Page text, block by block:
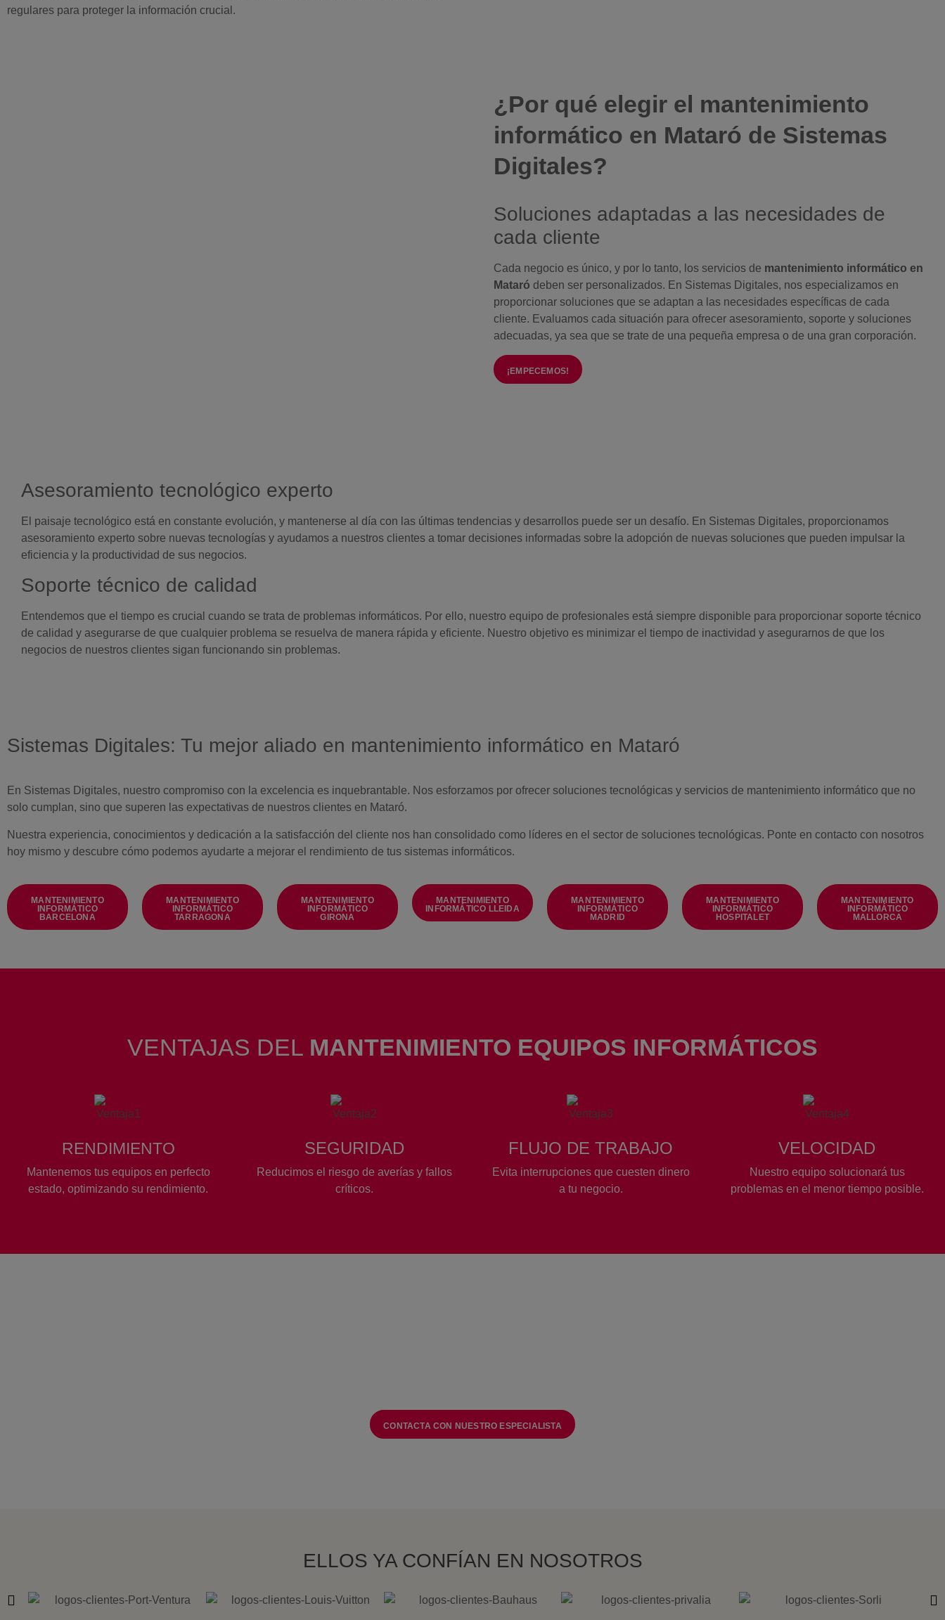
regulares para proteger la información crucial.
¿Por qué elegir el mantenimiento
informático en Mataró de Sistemas
Digitales?
Soluciones adaptadas a las necesidades de
cada cliente
Cada negocio es único, y por lo tanto, los servicios de mantenimiento informático en
Mataró deben ser personalizados. En Sistemas Digitales, nos especializamos en
proporcionar soluciones que se adaptan a las necesidades específicas de cada
cliente. Evaluamos cada situación para ofrecer asesoramiento, soporte y soluciones
adecuadas, ya sea que se trate de una pequeña empresa o de una gran corporación.
¡EMPECEMOS!
Asesoramiento tecnológico experto
El paisaje tecnológico está en constante evolución, y mantenerse al día con las últimas tendencias y desarrollos puede ser un desafío. En Sistemas Digitales, proporcionamos
asesoramiento experto sobre nuevas tecnologías y ayudamos a nuestros clientes a tomar decisiones informadas sobre la adopción de nuevas soluciones que pueden impulsar la
eficiencia y la productividad de sus negocios.
Soporte técnico de calidad
Entendemos que el tiempo es crucial cuando se trata de problemas informáticos. Por ello, nuestro equipo de profesionales está siempre disponible para proporcionar soporte técnico
de calidad y asegurarse de que cualquier problema se resuelva de manera rápida y eficiente. Nuestro objetivo es minimizar el tiempo de inactividad y asegurarnos de que los
negocios de nuestros clientes sigan funcionando sin problemas.
Sistemas Digitales: Tu mejor aliado en mantenimiento informático en Mataró
En Sistemas Digitales, nuestro compromiso con la excelencia es inquebrantable. Nos esforzamos por ofrecer soluciones tecnológicas y servicios de mantenimiento informático que no
solo cumplan, sino que superen las expectativas de nuestros clientes en Mataró.
Nuestra experiencia, conocimientos y dedicación a la satisfacción del cliente nos han consolidado como líderes en el sector de soluciones tecnológicas. Ponte en contacto con nosotros
hoy mismo y descubre cómo podemos ayudarte a mejorar el rendimiento de tus sistemas informáticos.
MANTENIMIENTO
INFORMÁTICO
BARCELONA
MANTENIMIENTO
INFORMÁTICO
TARRAGONA
MANTENIMIENTO
INFORMÁTICO
GIRONA
MANTENIMIENTO
INFORMÁTICO LLEIDA
MANTENIMIENTO
INFORMÁTICO
MADRID
MANTENIMIENTO
INFORMÁTICO
HOSPITALET
MANTENIMIENTO
INFORMÁTICO
MALLORCA
VENTAJAS DEL MANTENIMIENTO EQUIPOS INFORMÁTICOS
RENDIMIENTO
Mantenemos tus equipos en perfecto
estado, optimizando su rendimiento.
SEGURIDAD
Reducimos el riesgo de averías y fallos
críticos.
FLUJO DE TRABAJO
Evita interrupciones que cuesten dinero
a tu negocio.
VELOCIDAD
Nuestro equipo solucionará tus
problemas en el menor tiempo posible.
CONTACTA CON NUESTRO ESPECIALISTA
ELLOS YA CONFÍAN EN NOSOTROS